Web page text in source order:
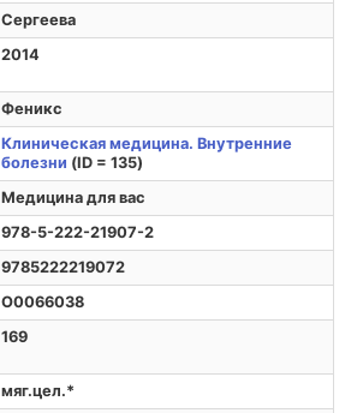
Сергеева
2014
Феникс
Клиническая медицина. Внутренние
болезни (ID = 135)
Медицина для вас
978-5-222-21907-2
9785222219072
O0066038
169
мяг.цел.*